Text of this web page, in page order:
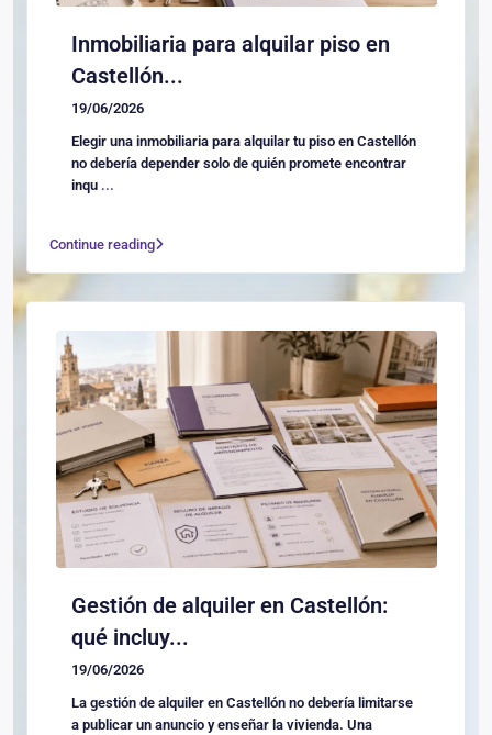
Inmobiliaria para alquilar piso en
Castellón...
19/06/2026
Elegir una inmobiliaria para alquilar tu piso en Castellón
no debería depender solo de quién promete encontrar
inqu ...
Continue reading
Gestión de alquiler en Castellón:
qué incluy...
19/06/2026
La gestión de alquiler en Castellón no debería limitarse
a publicar un anuncio y enseñar la vivienda. Una